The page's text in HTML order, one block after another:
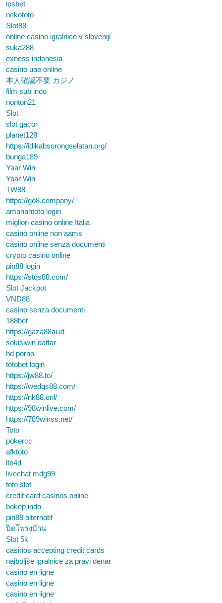
iosbet
nekototo
Slot88
online casino igralnice v sloveniji
suka288
exness indonesia
casino uae online
本人確認不要 カジノ
film sub indo
nonton21
Slot
slot gacor
planet128
https://idikabsorongselatan.org/
bunga189
Yaar Win
Yaar Win
TW88
https://go8.company/
amanahtoto login
migliori casino online Italia
casinò online non aams
casino online senza documenti
crypto casino online
pin88 login
https://stqs88.com/
Slot Jackpot
VND88
casino senza documenti
188bet
https://gaza88ai.id
solusiwin daftar
hd porno
totobet login
https://jw88.to/
https://wedqs88.com/
https://nk88.onl/
https://98winlive.com/
https://789winss.net/
Toto
pokercc
afktoto
lte4d
livechat mdg99
toto slot
credit card casinos online
bokep indo
pin88 alternatif
ปิดโพรงบ้าน
Slot 5k
casinos accepting credit cards
najboljše igralnice za pravi denar
casino en ligne
casino en ligne
casino en ligne